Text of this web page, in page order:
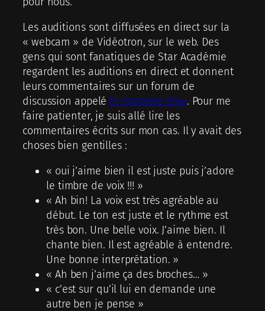
Les auditions sont diffusées en direct sur la
« webcam » de Vidéotron, sur le web. Des
gens qui sont fanatiques de Star Académie
regardent les auditions en direct et donnent
leurs commentaires sur un forum de
discussion appelé le domaine bleu. Pour me
faire patienter, je suis allé lire les
commentaires écrits sur mon cas. Il y avait des
choses bien gentilles :
« oui j’aime bien il est juste puis j’adore
le timbre de voix !!! »
« Ah bin! La voix est très agréable au
début. Le ton est juste et le rythme est
très bon. Une belle voix. J’aime bien. Il
chante bien. Il est agréable à entendre.
Une bonne interprétation. »
« Ah ben j’aime ça des broches… »
« c’est sur qu’il lui en demande une
autre ben je pense »